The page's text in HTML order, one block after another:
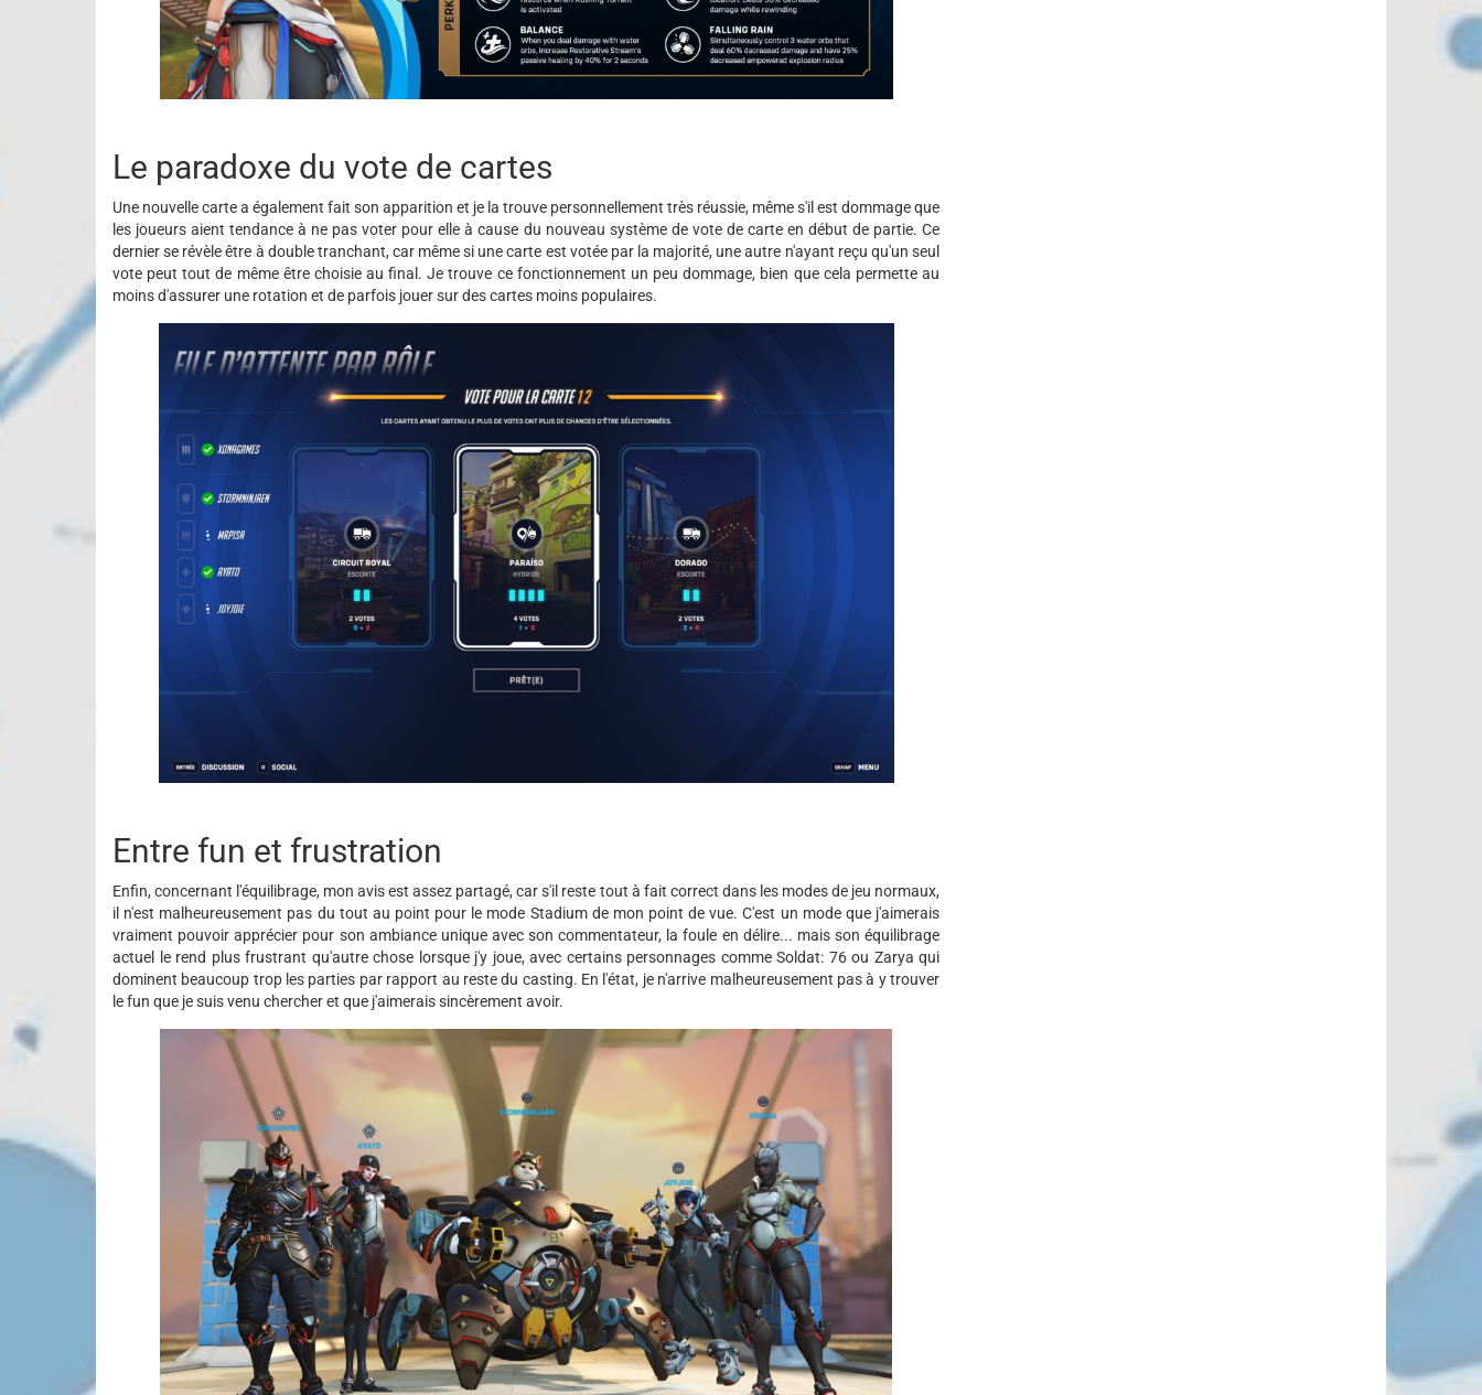
Le paradoxe du vote de cartes
Une nouvelle carte a également fait son apparition et je la trouve personnellement très réussie, même s'il est dommage que
les joueurs aient tendance à ne pas voter pour elle à cause du nouveau système de vote de carte en début de partie. Ce
dernier se révèle être à double tranchant, car même si une carte est votée par la majorité, une autre n'ayant reçu qu'un seul
vote peut tout de même être choisie au final. Je trouve ce fonctionnement un peu dommage, bien que cela permette au
moins d'assurer une rotation et de parfois jouer sur des cartes moins populaires.
Entre fun et frustration
Enfin, concernant l'équilibrage, mon avis est assez partagé, car s'il reste tout à fait correct dans les modes de jeu normaux,
il n'est malheureusement pas du tout au point pour le mode Stadium de mon point de vue. C'est un mode que j'aimerais
vraiment pouvoir apprécier pour son ambiance unique avec son commentateur, la foule en délire... mais son équilibrage
actuel le rend plus frustrant qu'autre chose lorsque j'y joue, avec certains personnages comme Soldat: 76 ou Zarya qui
dominent beaucoup trop les parties par rapport au reste du casting. En l'état, je n'arrive malheureusement pas à y trouver
le fun que je suis venu chercher et que j'aimerais sincèrement avoir.